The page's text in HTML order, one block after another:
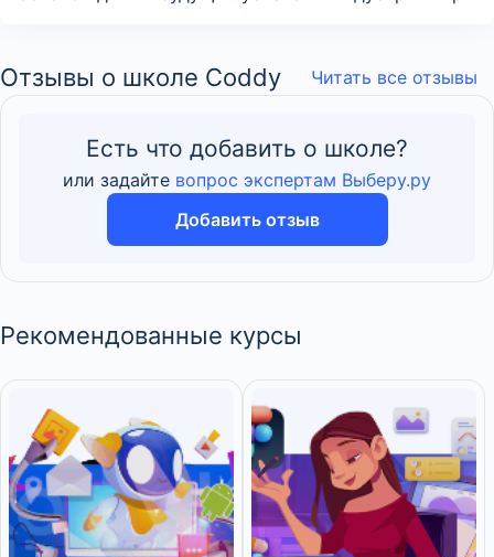
Отзывы о школе Coddy Читать все отзывы
Есть что добавить о школе?
или задайте вопрос экспертам Выберу.ру
Добавить отзыв
Рекомендованные курсы